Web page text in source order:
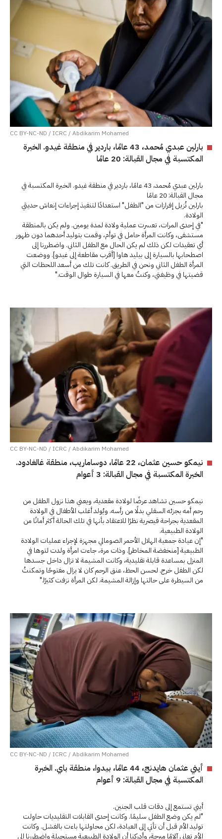
CC BY-NC-ND / ICRC / Abdikarim Mohamed
بارلين عبدي مُحمد، 43 عامًا، باردير في منطقة غيدو. الخبرة
المكتسبة في مجال القبالة: 20 عامًا
بارلين عبدي مُحمد، 43 عامًا، باردير في منطقة غيدو. الخبرة المكتسبة في
مجال القبالة: 20 عامًا
بارلين تُزيل إفرازات من "الطفل" استعدادًا لتنفيذ إجراءات إنعاش حديثي
الولادة.
"في إحدى المرات، تعسرت عملية ولادة لمدة يومين. ولم يكن بالمنطقة
مستشفى، وكانت المرأة حامل في توأم، وقمت بتوليد أحدهما دون ظهور
أي تعقيدات لكن ذلك لم يكن الحال مع الطفل الثاني. واضطررنا إلى
اصطحابها بالسيارة إلى بيليد هاوا [أقرب مقاطعة إلى غيدو]. ووضعت
المرأة الطفل الثاني ونحن في الطريق. كانت تلك من أسعد اللحظات التي
قضيتها في وظيفتي، وكنتُ معها في السيارة طوال الوقت."
CC BY-NC-ND / ICRC / Abdikarim Mohamed
نيمكو حسين عثمان، 22 عامًا، دوساماريب، منطقة غالغادود.
الخبرة المكتسبة في مجال القبالة: 3 أعوام
نيمكو حسين تشاهد عرضًا لولادة مقعدية، ويعني هذا نزول الطفل من
رحم أمه بجزئه السفلي بدلًا من رأسه. ويُولد أغلب الأطفال في الولادة
المقعدية بجراحة قيصرية نظرًا للاعتقاد بأنها في تلك الحالة أكثر أمانًا من
الولادة الطبيعية.
"إن عيادة جمعية الهلال الأحمر الصومالي مجهزة لإجراء عمليات الولادة
الطبيعية [منخفضة المخاطر]. وذات مرة، جاءت امرأة ولدت لتوها في
المنزل بمساعدة قابلة تقليدية، وكانت المشيمة لا تزال داخل جسدها
لكن الطفل خرج. لحسن الحظ، عنق الرحم كان لا يزال مفتوحًا وتمكنتُ
من السيطرة على حالتها وإزالة المشيمة. لكن المرأة نزفت كثيرًا."
CC BY-NC-ND / ICRC / Abdikarim Mohamed
أيني عثمان هايدنج، 44 عامًا، بيدوا، منطقة باي. الخبرة
المكتسبة في مجال القبالة: 9 أعوام
أيني تستمع إلى دقات قلب الجنين.
"لم يكن وضع الطفل سليمًا. وكانت إحدى القابلات التقليديات حاولت
توليد الأم قبل أن تأتي إلى العيادة، لكن محاولتها باءت بالفشل. وكانت
الأم تعاني آلامًا مبرحة، وأدركنا أن الولادة الطبيعية مستحيلة واضطررنا إلى